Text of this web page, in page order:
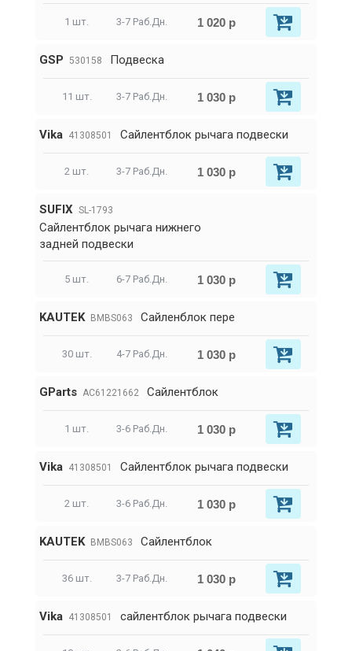
1 шт. 3-7 Раб.Дн. 1 020 р
GSP 530158 Подвеска
11 шт. 3-7 Раб.Дн. 1 030 р
Vika 41308501 Сайлентблок рычага подвески
2 шт. 3-7 Раб.Дн. 1 030 р
SUFIX SL-1793
Сайлентблок рычага нижнего
задней подвески
5 шт. 6-7 Раб.Дн. 1 030 р
KAUTEK BMBS063 Сайленблок пере
30 шт. 4-7 Раб.Дн. 1 030 р
GParts AC61221662 Сайлентблок
1 шт. 3-6 Раб.Дн. 1 030 р
Vika 41308501 Сайлентблок рычага подвески
2 шт. 3-6 Раб.Дн. 1 030 р
KAUTEK BMBS063 Сайлентблок
36 шт. 3-7 Раб.Дн. 1 030 р
Vika 41308501 сайлентблок рычага подвески